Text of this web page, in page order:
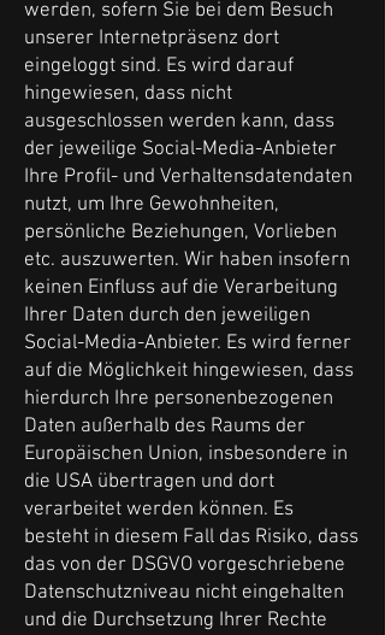
werden, sofern Sie bei dem Besuch
unserer Internetpräsenz dort
eingeloggt sind. Es wird darauf
hingewiesen, dass nicht
ausgeschlossen werden kann, dass
der jeweilige Social-Media-Anbieter
Ihre Profil- und Verhaltensdatendaten
nutzt, um Ihre Gewohnheiten,
persönliche Beziehungen, Vorlieben
etc. auszuwerten. Wir haben insofern
keinen Einfluss auf die Verarbeitung
Ihrer Daten durch den jeweiligen
Social-Media-Anbieter. Es wird ferner
auf die Möglichkeit hingewiesen, dass
hierdurch Ihre personenbezogenen
Daten außerhalb des Raums der
Europäischen Union, insbesondere in
die USA übertragen und dort
verarbeitet werden können. Es
besteht in diesem Fall das Risiko, dass
das von der DSGVO vorgeschriebene
Datenschutzniveau nicht eingehalten
und die Durchsetzung Ihrer Rechte